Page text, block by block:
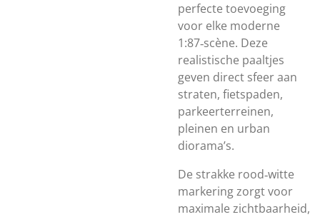
perfecte toevoeging
voor elke moderne
1:87‑scène. Deze
realistische paaltjes
geven direct sfeer aan
straten, fietspaden,
parkeerterreinen,
pleinen en urban
diorama’s.
De strakke rood‑witte
markering zorgt voor
maximale zichtbaarheid,